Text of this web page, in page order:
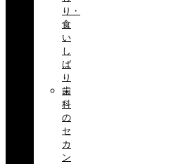
り・
食
い
し
ば
り
歯
科
の
セ
カ
ン